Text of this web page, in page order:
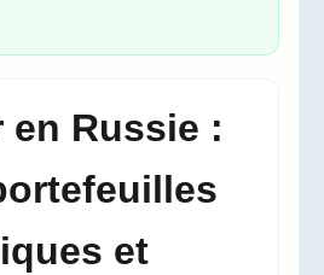
en Russie :
et